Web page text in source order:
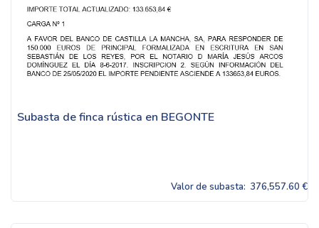
Subasta de finca rústica en BEGONTE
Valor de subasta: 376,557.60 €